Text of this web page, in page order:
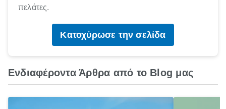
πελάτες.
Κατοχύρωσε την σελίδα
Ενδιαφέροντα Άρθρα από το Blog μας